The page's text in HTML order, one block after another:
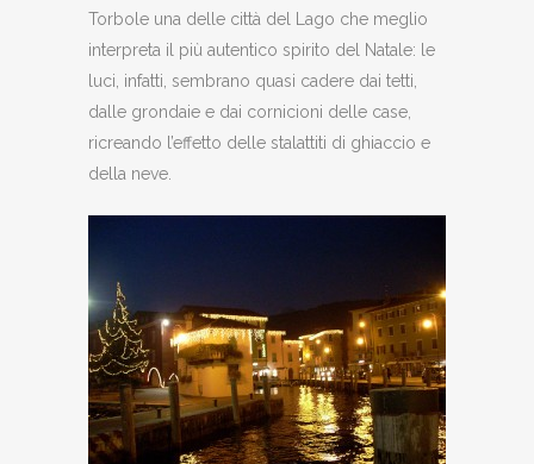
Torbole una delle città del Lago che meglio
interpreta il più autentico spirito del Natale: le
luci, infatti, sembrano quasi cadere dai tetti,
dalle grondaie e dai cornicioni delle case,
ricreando l’effetto delle stalattiti di ghiaccio e
della neve.